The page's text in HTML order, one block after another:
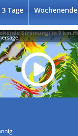
3 Tage Wochenende